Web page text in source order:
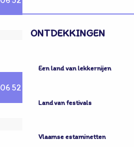
ONTDEKKINGEN
Een land van lekkernijen
Land van festivals
Vlaamse estaminetten
06 52 02 08